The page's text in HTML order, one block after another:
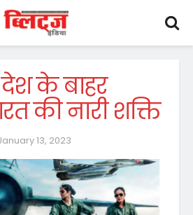
के बाहर
की नारी शक्ति
13, 2023